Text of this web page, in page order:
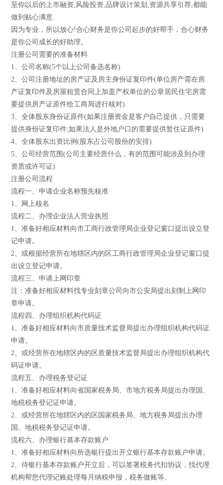
至你以后的上市融资,风险投资,品牌设计策划,资源共享引荐,都能
做到贴心满意.
因为专业，所以放心!合心财务是你公司起步的好帮手，合心财务
是你公司成长的好助理。
注册公司需要的准备材料
1、公司名称(5个以上公司备选名称)
2、公司注册地址的房产证及房主身份证复印件(单位房产需在房
产证复印件及房屋租赁合同上加盖产权单位的公章居民住宅房需
要提供房产证原件给工商局进行核对)
3、全体股东身份证原件(如果注册资金是客户自己提供，只需要
提供身份证复印件;如果法人是外地户口的需要提供暂住证原件)
4、全体股东出资比例(股东占公司股份的安排)
5、公司经营范围(公司主要经营什么，有的范围可能涉及到办理
资质或许可证)
注册公司流程
流程一、申请企业名称预先核准
1、网上核名
流程二、办理企业法人营业执照
1、准备好相应材料向市工商行政管理局企业登记窗口提出设立登
记申请。
2、或根据经营所在地辖区内的区工商行政管理局企业登记窗口提
出设立登记申请。
流程三、申请上网印章
注：准备好相应材料找专业刻章公司向市公安局提出刻制上网印
章申请。
流程四、办理组织机构代码证
1、准备好相应材料向市质量技术监督局提出办理组织机构代码证
申请。
2、或经营所在地辖区内的区质量技术监督局提出办理组织机构代
码证申请。
流程五、办理税务登记证
1、准备好相应材料向省国家税务局、市地方税务局提出办理国、
地税税务登记证申请。
2、或经营所在地辖区内的区国家税务局、地方税务局提出办理
国、地税税务登记证申请。
流程六、办理银行基本存款账户
1、准备好相应材料向所选银行提出开立银行基本存款账户申请。
2、待银行基本存款账户开立后，可以签署税务代扣协议，找代理
机构帮您代理记账处理每月纳税申报，税务做账等。